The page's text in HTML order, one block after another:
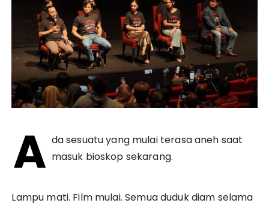
A da sesuatu yang mulai terasa aneh saat
masuk bioskop sekarang.
Lampu mati. Film mulai. Semua duduk diam selama